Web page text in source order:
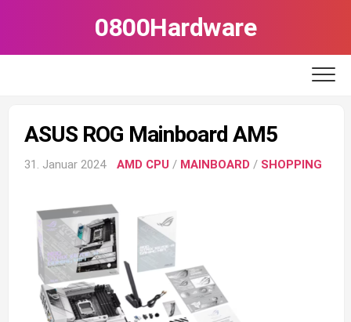
0800Hardware
ASUS ROG Mainboard AM5
31. Januar 2024 AMD CPU / MAINBOARD / SHOPPING